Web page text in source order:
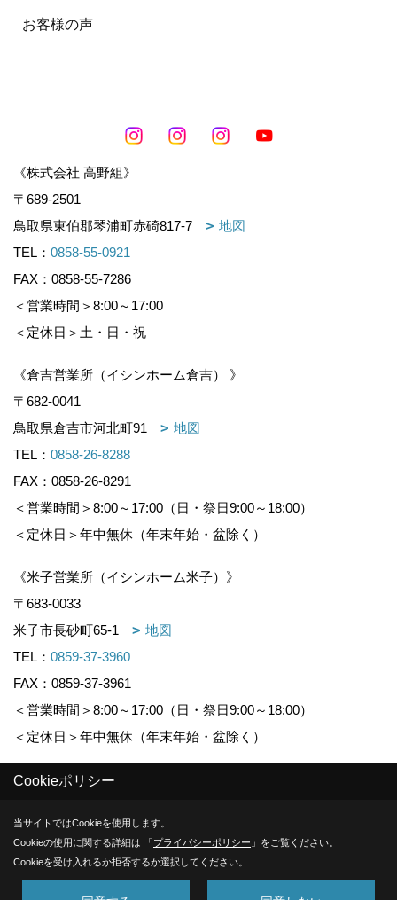
お客様の声
《株式会社 高野組》
〒689-2501
鳥取県東伯郡琴浦町赤碕817-7
地図
TEL： 0858-55-0921
FAX：0858-55-7286
＜営業時間＞8:00～17:00
＜定休日＞土・日・祝
《倉吉営業所（イシンホーム倉吉） 》
〒682-0041
鳥取県倉吉市河北町91
地図
TEL： 0858-26-8288
FAX：0858-26-8291
＜営業時間＞8:00～17:00（日・祭日9:00～18:00）
＜定休日＞年中無休（年末年始・盆除く）
《米子営業所（イシンホーム米子）》
〒683-0033
米子市長砂町65-1
地図
TEL： 0859-37-3960
FAX：0859-37-3961
＜営業時間＞8:00～17:00（日・祭日9:00～18:00）
＜定休日＞年中無休（年末年始・盆除く）
Produced byゴデスクリエイト
Cookieポリシー
当サイトではCookieを使用します。
Cookieの使用に関する詳細は 「プライバシーポリシー 」をご覧ください。
Cookieを受け入れるか拒否するか選択してください。